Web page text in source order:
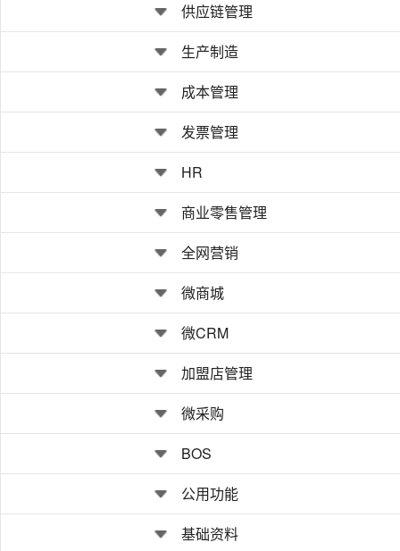
供应链管理
生产制造
成本管理
发票管理
HR
商业零售管理
全网营销
微商城
微CRM
加盟店管理
微采购
BOS
公用功能
基础资料